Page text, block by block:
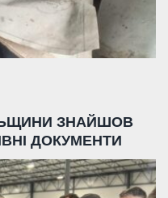
ЗНАЙШОВ
ДОКУМЕНТИ